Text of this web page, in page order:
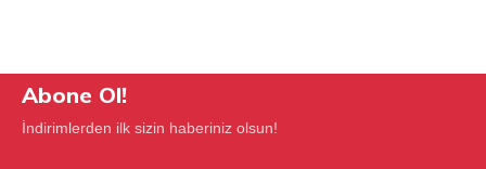
Abone Ol!
İndirimlerden ilk sizin haberiniz olsun!